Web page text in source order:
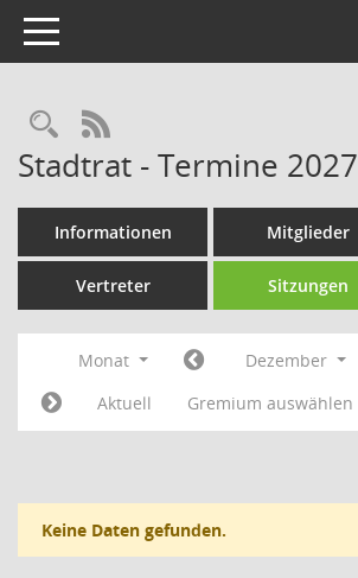
Toggle navigation
Rechercheauswahl
RSS-Feed
Stadtrat - Termine 2027
Informationen Mitglieder
Vertreter Sitzungen
Monat Dezember
Aktuell
Gremium auswählen
Keine Daten gefunden.